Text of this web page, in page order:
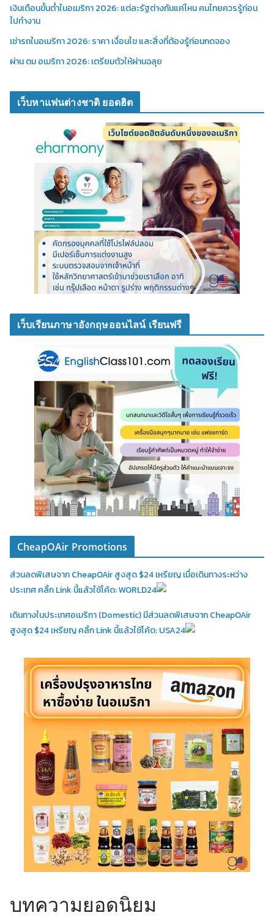
เงินเดือนขั้นต่ำในอเมริกา 2026: แต่ละรัฐต่างกันแค่ไหน คนไทยควรรู้ก่อน
ไปทำงาน
เช่ารถในอเมริกา 2026: ราคา เงื่อนไข และสิ่งที่ต้องรู้ก่อนกดจอง
ผ่าน ตม อเมริกา 2026: เตรียมตัวให้ผ่านฉลุย
เว็บหาแฟนต่างชาติ ยอดฮิต
เว็บเรียนภาษาอังกฤษออนไลน์ เรียนฟรี
CheapOAir Promotions
ส่วนลดพิเสษจาก CheapOAir สูงสุด $24 เหรียญ เมื่อเดินทางระหว่าง
ประเทศ คลิ้ก Link นี้แล้วใช้โค้ด: WORLD24
เดินทางในประเทศอเมริกา (Domestic)มีส่วนลดพิเสษจาก CheapOAir
สูงสุด $24 เหรียญ คลิ้ก Link นี้แล้วใช้โค้ด: USA24
บทความยอดนิยม